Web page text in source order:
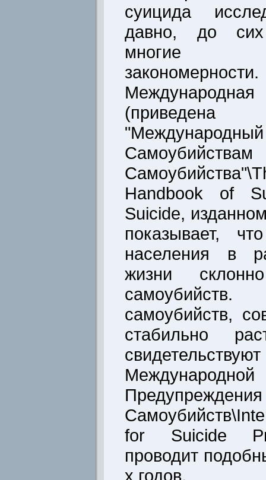
суицида
давно, до
многие
закономерности.
Handbook of
Suicide,
показывает,
населения в
жизни
самоубийств,
стабильно
Предупреждения
for Suicide
проводит
х годов.